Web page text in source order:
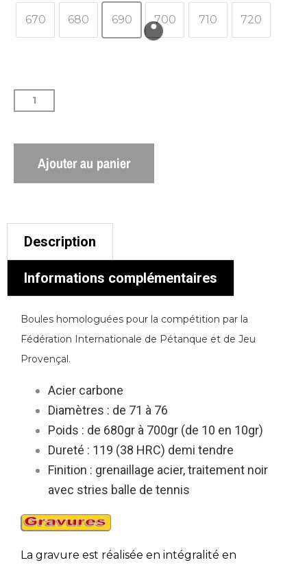
670 680 690 700 710 720
Ajouter au panier
Description
Informations complémentaires
Boules homologuées pour la compétition par la
Fédération Internationale de Pétanque et de Jeu
Provençal.
Acier carbone
Diamètres : de 71 à 76
Poids : de 680gr à 700gr (de 10 en 10gr)
Dureté : 119 (38 HRC) demi tendre
Finition : grenaillage acier, traitement noir
avec stries balle de tennis
La gravure est réalisée en intégralité en